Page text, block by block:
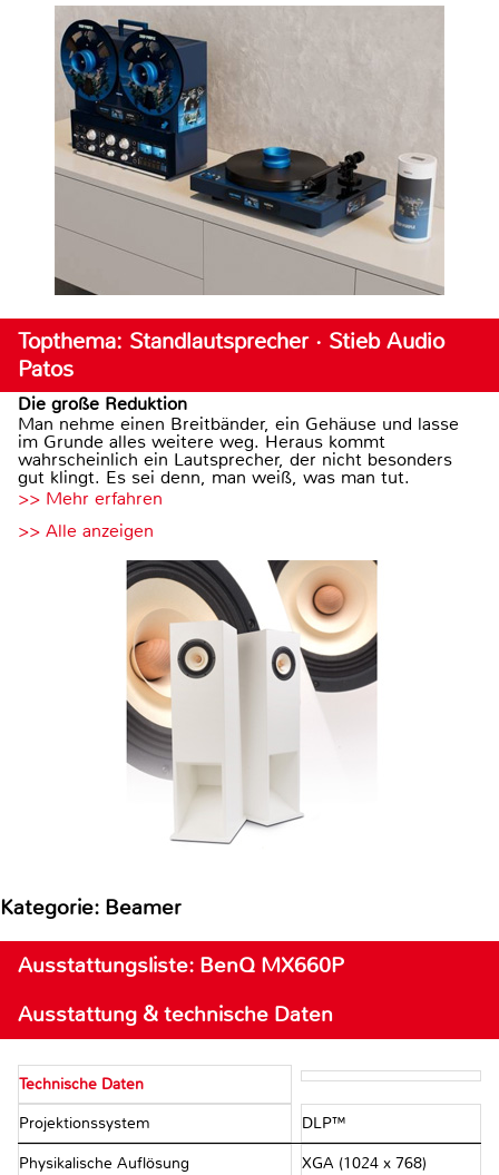
Topthema: Standlautsprecher · Stieb Audio
Patos
Die große Reduktion
Man nehme einen Breitbänder, ein Gehäuse und lasse
im Grunde alles weitere weg. Heraus kommt
wahrscheinlich ein Lautsprecher, der nicht besonders
gut klingt. Es sei denn, man weiß, was man tut.
>> Mehr erfahren
>> Alle anzeigen
Kategorie: Beamer
Ausstattungsliste: BenQ MX660P
Ausstattung & technische Daten
Technische Daten
Projektionssystem DLP™
Physikalische Auflösung XGA (1024 x 768)